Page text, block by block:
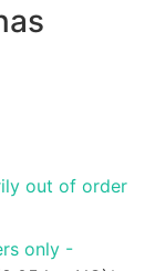
out of order
only -